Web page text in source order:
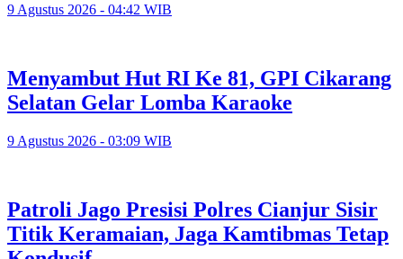
9 Agustus 2026 - 04:42 WIB
Menyambut Hut RI Ke 81, GPI Cikarang
Selatan Gelar Lomba Karaoke
9 Agustus 2026 - 03:09 WIB
Patroli Jago Presisi Polres Cianjur Sisir
Titik Keramaian, Jaga Kamtibmas Tetap